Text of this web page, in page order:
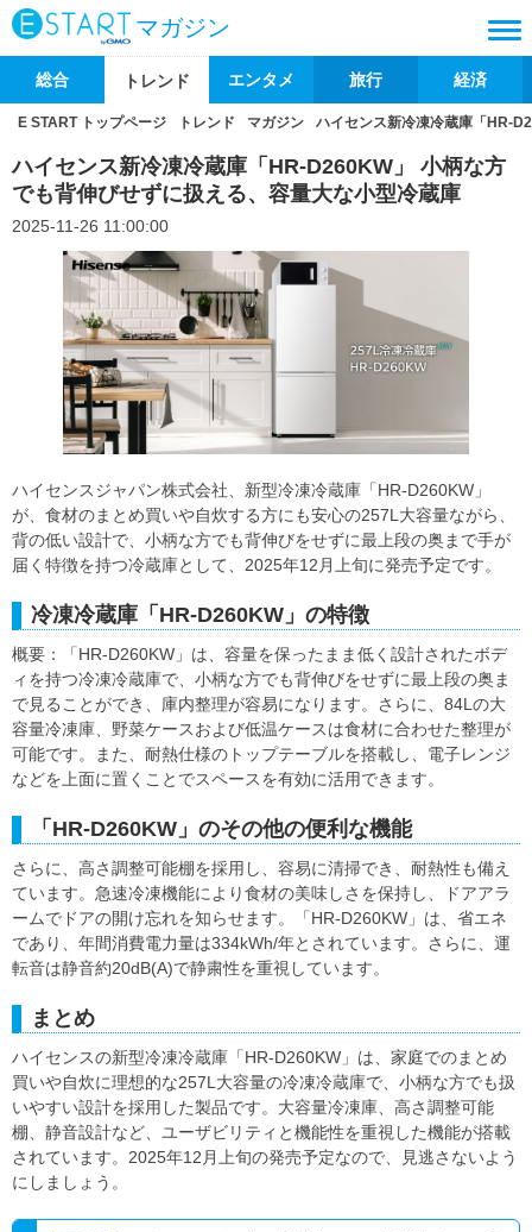
マガジン
総合 トレンド エンタメ 旅行 経済
E START トップページ トレンド マガジン ハイセンス新冷凍冷蔵庫「HR-
ハイセンス新冷凍冷蔵庫「HR-D260KW」 小柄な方
でも背伸びせずに扱える、容量大な小型冷蔵庫
2025-11-26 11:00:00
ハイセンスジャパン株式会社、新型冷凍冷蔵庫「HR-D260KW」
が、食材のまとめ買いや自炊する方にも安心の257L大容量ながら、
背の低い設計で、小柄な方でも背伸びをせずに最上段の奥まで手が
届く特徴を持つ冷蔵庫として、2025年12月上旬に発売予定です。
冷凍冷蔵庫「HR-D260KW」の特徴
概要：「HR-D260KW」は、容量を保ったまま低く設計されたボデ
ィを持つ冷凍冷蔵庫で、小柄な方でも背伸びをせずに最上段の奥ま
で見ることができ、庫内整理が容易になります。さらに、84Lの大
容量冷凍庫、野菜ケースおよび低温ケースは食材に合わせた整理が
可能です。また、耐熱仕様のトップテーブルを搭載し、電子レンジ
などを上面に置くことでスペースを有効に活用できます。
「HR-D260KW」のその他の便利な機能
さらに、高さ調整可能棚を採用し、容易に清掃でき、耐熱性も備え
ています。急速冷凍機能により食材の美味しさを保持し、ドアアラ
ームでドアの開け忘れを知らせます。「HR-D260KW」は、省エネ
であり、年間消費電力量は334kWh/年とされています。さらに、運
転音は静音約20dB(A)で静粛性を重視しています。
まとめ
ハイセンスの新型冷凍冷蔵庫「HR-D260KW」は、家庭でのまとめ
買いや自炊に理想的な257L大容量の冷凍冷蔵庫で、小柄な方でも扱
いやすい設計を採用した製品です。大容量冷凍庫、高さ調整可能
棚、静音設計など、ユーザビリティと機能性を重視した機能が搭載
されています。2025年12月上旬の発売予定なので、見逃さないよう
にしましょう。